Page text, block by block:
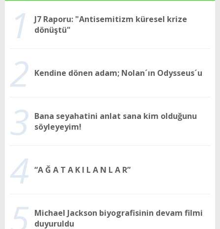
1
J7 Raporu: "Antisemitizm küresel krize
dönüştü"
2 Kendine dönen adam; Nolan´ın Odysseus´u
3 Bana seyahatini anlat sana kim olduğunu
söyleyeyim!
4 “A Ğ A T A K I L A N L A R”
5 Michael Jackson biyografisinin devam filmi
duyuruldu